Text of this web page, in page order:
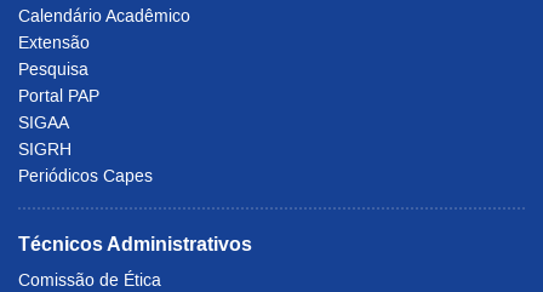
Calendário Acadêmico
Extensão
Pesquisa
Portal PAP
SIGAA
SIGRH
Periódicos Capes
Técnicos Administrativos
Comissão de Ética